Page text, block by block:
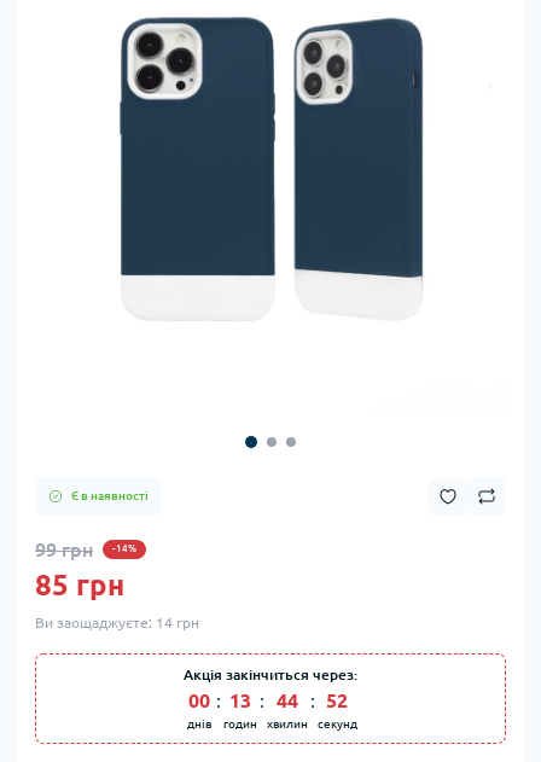
Є в наявності
99 грн -14%
85 грн
Ви заощаджуєте: 14 грн
Акція закінчиться через:
00
днів
: 13
годин
: 44
хвилин
: 51
секунд